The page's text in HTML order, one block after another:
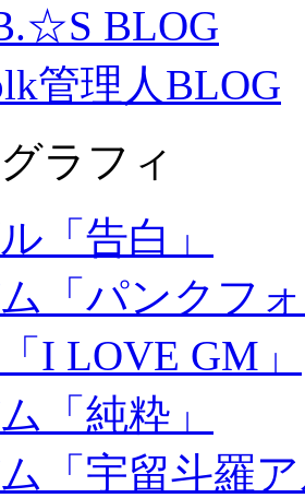
BLOG
管理人BLOG
ラフィ
「告白」
「パンクフ
I LOVE GM」
「純粋」
「宇留斗羅